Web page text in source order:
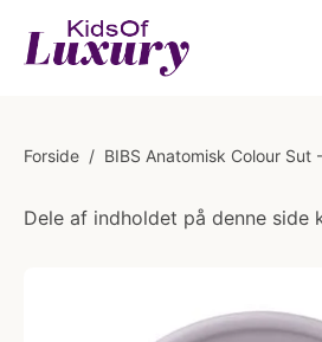
Forside / BIBS Anatomisk Colour
Dele af indholdet på denne